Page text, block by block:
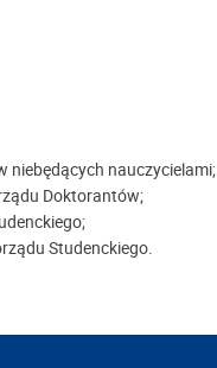
niebędących nauczycielami;
Doktorantów;
Studenckiego.